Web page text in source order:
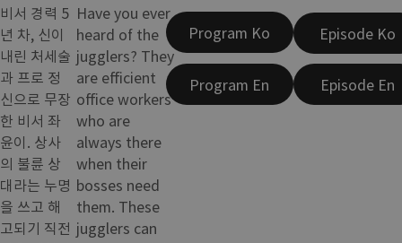
비서 경력 5
년 차, 신이
내린 처세술
과 프로 정
신으로 무장
한 비서 좌
윤이. 상사
의 불륜 상
대라는 누명
을 쓰고 해
고되기 직전
Have you ever
heard of the
jugglers? They
are efficient
office workers
who are
always there
when their
bosses need
them. These
jugglers can
Program Ko
Program En
Episode Ko
Episode En